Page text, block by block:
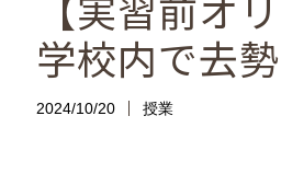
学校内で去
2024/10/20 授業